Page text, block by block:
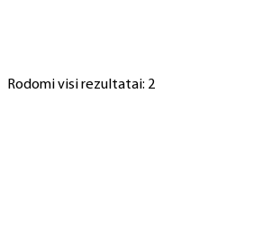
Rodomi visi rezultatai: 2